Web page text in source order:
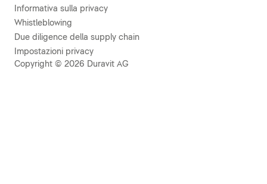
Informativa sulla privacy
Whistleblowing
Due diligence della supply chain
Impostazioni privacy
Copyright © 2026 Duravit AG